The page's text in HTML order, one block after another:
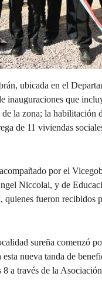
ubicada en el
inauguraciones que
la zona; la habilitación
de 11 viviendas
por el
Niccolai, y de
quienes fueron
sureña comenzó
nueva tanda de
8 a través de la